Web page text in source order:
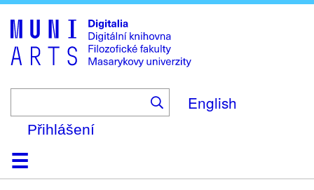
to
main
content
English
Přihlášení
DomůKolekce
Prohlížení
Vyhledávání
O platformě
Nápověda
KontaktDigitalia